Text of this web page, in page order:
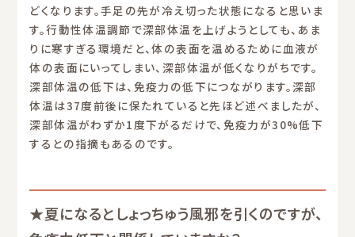
どくなります。手足の先が冷え切った状態になると思いま
す。行動性体温調節で深部体温を上げようとしても、あま
りに寒すぎる環境だと、体の表面を温めるために血液が
体の表面にいってしまい、深部体温が低くなりがちです。
深部体温の低下は、免疫力の低下につながります。深部
体温は37度前後に保たれていると先ほど述べましたが、
深部体温がわずか1度下がるだけで、免疫力が30%低下
するとの指摘もあるのです。
★夏になるとしょっちゅう風邪を引くのですが、